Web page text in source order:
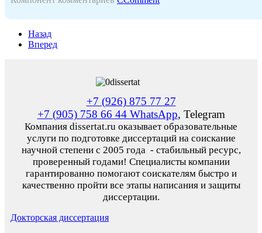
Назад
Вперед
+7 (926) 875 77 27
+7 (905) 758 66 44 WhatsApp, Telegram
Компания dissertat.ru оказывает образовательные
услуги по подготовке диссертаций на соискание
научной степени с 2005 года - стабильный ресурс,
проверенный годами! Специалисты компании
гарантированно помогают соискателям быстро и
качественно пройти все этапы написания и защиты
диссертации.
Докторская диссертация